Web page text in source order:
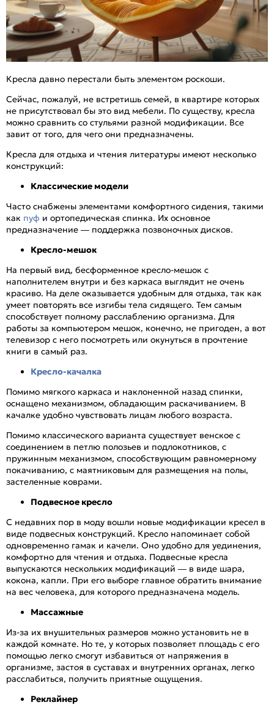
Кресла давно перестали быть элементом роскоши.
Сейчас, пожалуй, не встретишь семей, в квартире которых
не присутствовал бы это вид мебели. По существу, кресла
можно сравнить со стульями разной модификации. Все
завит от того, для чего они предназначены.
Кресла для отдыха и чтения литературы имеют несколько
конструкций:
Классические модели
Часто снабжены элементами комфортного сидения, такими
как пуф и ортопедическая спинка. Их основное
предназначение — поддержка позвоночных дисков.
Кресло-мешок
На первый вид, бесформенное кресло-мешок с
наполнителем внутри и без каркаса выглядит не очень
красиво. На деле оказывается удобным для отдыха, так как
умеет повторять все изгибы тела сидящего. Тем самым
способствует полному расслаблению организма. Для
работы за компьютером мешок, конечно, не пригоден, а вот
телевизор с него посмотреть или окунуться в прочтение
книги в самый раз.
Кресло-качалка
Помимо мягкого каркаса и наклоненной назад спинки,
оснащено механизмом, обладающим раскачиванием. В
качалке удобно чувствовать лицам любого возраста.
Помимо классического варианта существует венское с
соединением в петлю полозьев и подлокотников, с
пружинным механизмом, способствующим равномерному
покачиванию, с маятниковым для размещения на полы,
застеленные коврами.
Подвесное кресло
С недавних пор в моду вошли новые модификации кресел в
виде подвесных конструкций. Кресло напоминает собой
одновременно гамак и качели. Оно удобно для уединения,
комфортно для чтения и отдыха. Подвесные кресла
выпускаются нескольких модификаций — в виде шара,
кокона, капли. При его выборе главное обратить внимание
на вес человека, для которого предназначена модель.
Массажные
Из-за их внушительных размеров можно установить не в
каждой комнате. Но те, у которых позволяет площадь с его
помощью легко смогут избавиться от напряжения в
организме, застоя в суставах и внутренних органах, легко
расслабиться, получить приятные ощущения.
Реклайнер